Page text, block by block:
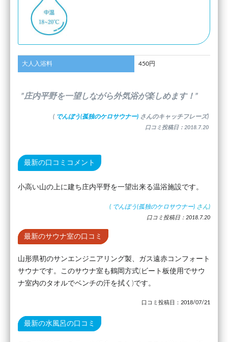
大人入浴料 450円
”庄内平野を一望しながら外気浴が楽しめます！”
( でんぼう(孤独のケロサウナー) さんのキャッチフレーズ)
口コミ投稿日：2018.7.20
最新の口コミコメント
小高い山の上に建ち庄内平野を一望出来る温浴施設です。
( でんぼう(孤独のケロサウナー) さん)
口コミ投稿日：2018.7.20
最新のサウナ室の口コミ
山形県初のサンエンジニアリング製、ガス遠赤コンフォート
サウナです。このサウナ室も鶴岡方式(ビート板使用でサウ
ナ室内のタオルでベンチの汗を拭く)です。
口コミ投稿日：2018/07/21
最新の水風呂の口コミ